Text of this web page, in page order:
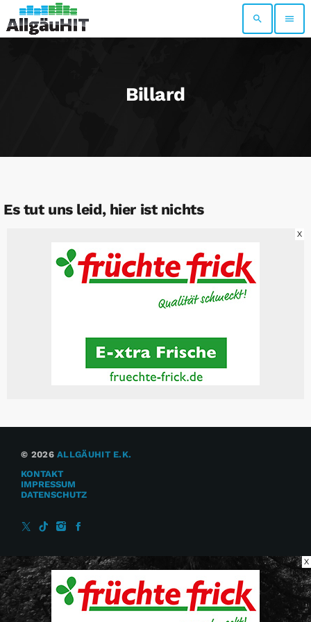
search menu
Billard
Es tut uns leid, hier ist nichts
X
© 2026ALLGÄUHIT E.K.
KONTAKT
IMPRESSUM
DATENSCHUTZ
X